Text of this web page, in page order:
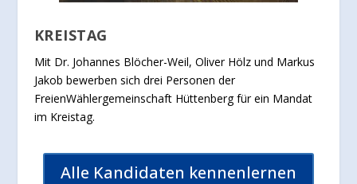
KREISTAG
Mit Dr. Johannes Blöcher-Weil, Oliver Hölz und Markus
Jakob bewerben sich drei Personen der
FreienWählergemeinschaft Hüttenberg für ein Mandat
im Kreistag.
Alle Kandidaten kennenlernen